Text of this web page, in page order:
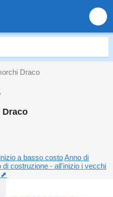
Draco
a basso costoAnno di
di costruzione - all'inizio i vecchi
⬈